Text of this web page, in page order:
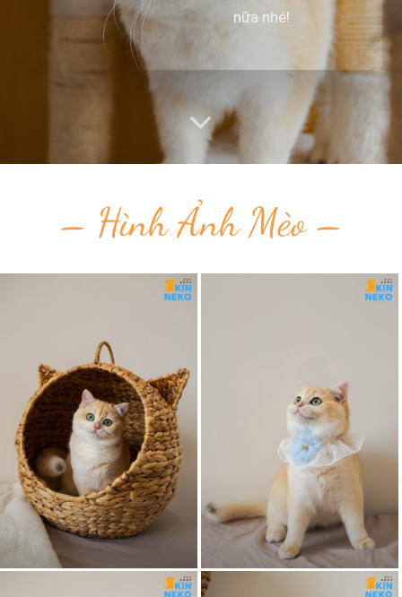
nữa nhé!
– Hình Ảnh Mèo –